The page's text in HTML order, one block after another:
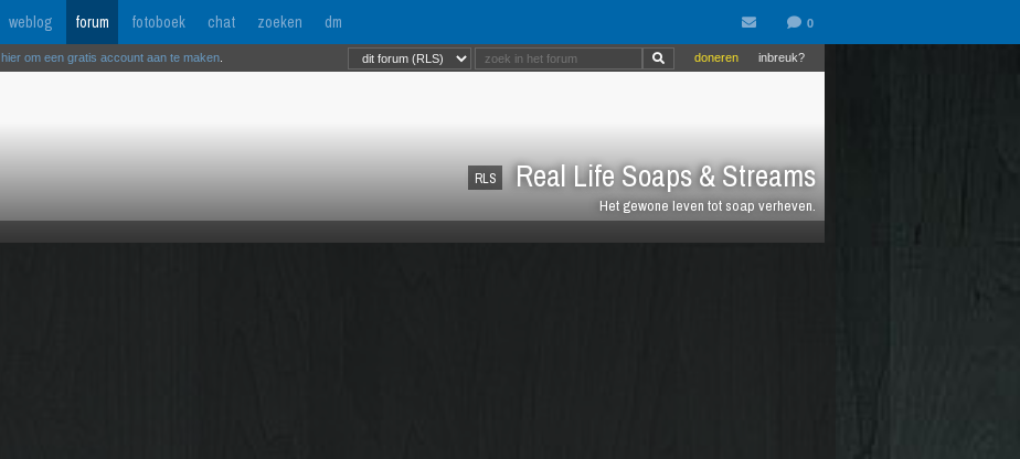
weblog forum fotoboek chat zoeken dm
RLS Real Life Soaps & Streams
Het gewone leven tot soap verheven.
inbreuk?
doneren
hier om een gratis account aan te maken